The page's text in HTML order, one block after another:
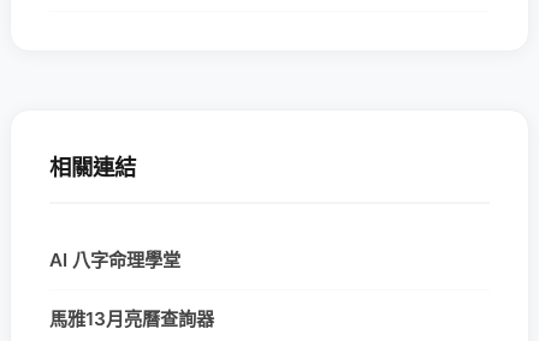
相關連結
AI 八字命理學堂
馬雅13月亮曆查詢器